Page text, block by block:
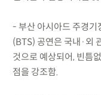
- 부산 아시아드 주경
(BTS) 공연은 국내·외
것으로 예상되어, 빈틈
점을 강조함.